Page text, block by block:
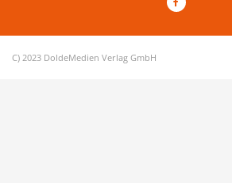
C) 2023 DoldeMedien Verlag GmbH